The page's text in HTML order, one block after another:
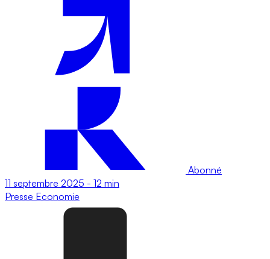
Abonné
11 septembre 2025 - 12 min
Presse Economie